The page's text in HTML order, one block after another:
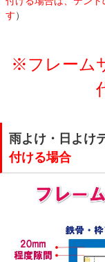
す）
※フレーム
雨よけ・日よけ
付ける場合